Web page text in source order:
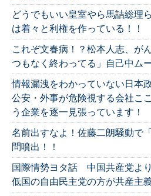
どうでもいい皇室やら馬詰総理
は着々と利権を作っている！！
これぞ文春病！？松本人志、が
つもなく終わってる」自己中ム
情報漏洩をわかっていない日本
公安・外事が危険視する会社こ
う企業を逐一見張っています！
名前出すなよ！佐藤二朗騒動で
問噴出！！
国際情勢ヨタ話 中国共産党よ
低国の自由民主党の方が共産主